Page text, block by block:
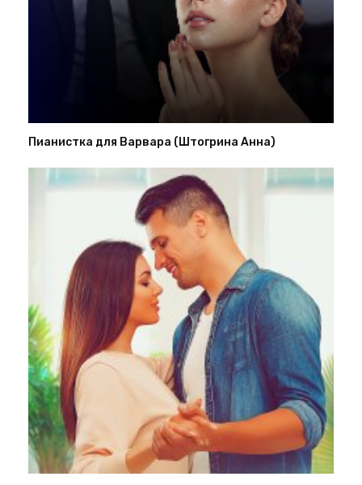
Пианистка для Варвара (Штогрина Анна)